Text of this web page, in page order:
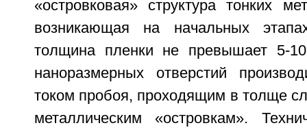
«островковая» структура тонких
возникающая на начальных
толщина пленки не превышает 5-
наноразмерных отверстий
током пробоя, проходящим в толще
металлическим «островкам».